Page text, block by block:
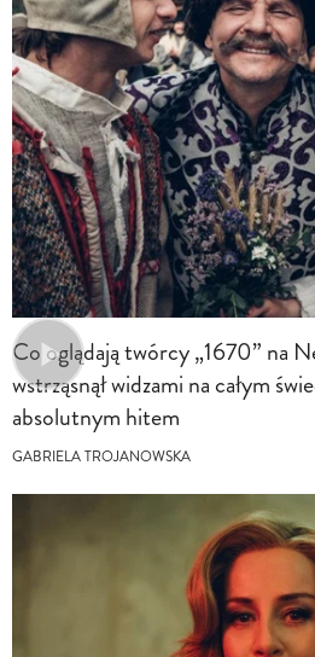
Co oglądają twórcy „1670” na
wstrząsnął widzami na całym
absolutnym hitem
GABRIELA TROJANOWSKA